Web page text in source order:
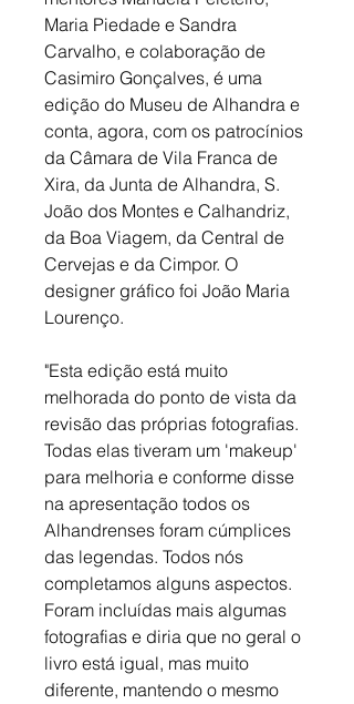
Maria Piedade e Sandra
Carvalho, e colaboração de
Casimiro Gonçalves, é uma
edição do Museu de Alhandra e
conta, agora, com os patrocínios
da Câmara de Vila Franca de
Xira, da Junta de Alhandra, S.
João dos Montes e Calhandriz,
da Boa Viagem, da Central de
Cervejas e da Cimpor. O
designer gráfico foi João Maria
Lourenço.
"Esta edição está muito
melhorada do ponto de vista da
revisão das próprias fotografias.
Todas elas tiveram um 'makeup'
para melhoria e conforme disse
na apresentação todos os
Alhandrenses foram cúmplices
das legendas. Todos nós
completamos alguns aspectos.
Foram incluídas mais algumas
fotografias e diria que no geral o
livro está igual, mas muito
diferente, mantendo o mesmo